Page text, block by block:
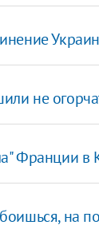
не
Франции в
на